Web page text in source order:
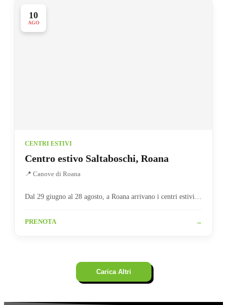
10
AGO
CENTRI ESTIVI
Centro estivo Saltaboschi, Roana
📍 Canove di Roana
Dal 29 giugno al 28 agosto, a Roana arrivano i centri estivi…
PRENOTA →
Carica Altri